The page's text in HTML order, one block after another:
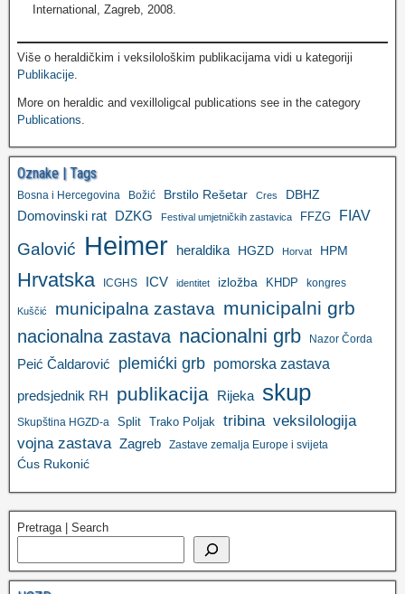
International, Zagreb, 2008.
Više o heraldičkim i veksilološkim publikacijama vidi u kategoriji
Publikacije.
More on heraldic and vexilloligcal publications see in the category
Publications.
Oznake | Tags
Bosna i Hercegovina Božić Brstilo Rešetar Cres DBHZ
Domovinski rat DZKG Festival umjetničkih zastavica FFZG FIAV
Galović Heimer heraldika HGZD Horvat HPM
Hrvatska ICGHS ICV identitet izložba KHDP kongres
Kuščić municipalna zastava municipalni grb
nacionalna zastava nacionalni grb Nazor Čorda
Peić Čaldarović plemićki grb pomorska zastava
predsjednik RH publikacija Rijeka skup
Skupština HGZD-a Split Trako Poljak tribina veksilologija
vojna zastava Zagreb Zastave zemalja Europe i svijeta
Ćus Rukonić
Pretraga | Search